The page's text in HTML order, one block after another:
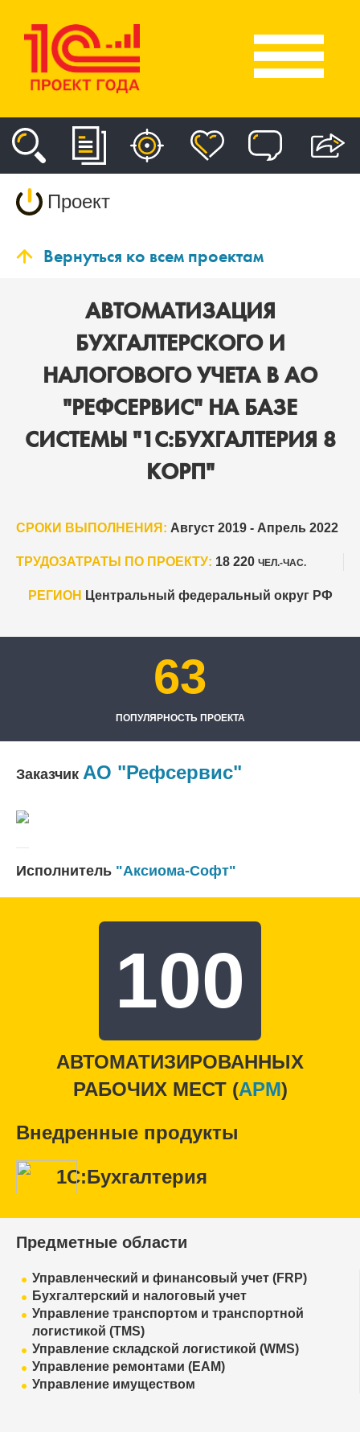
Проект
Вернуться ко всем проектам
АВТОМАТИЗАЦИЯ
БУХГАЛТЕРСКОГО И
НАЛОГОВОГО УЧЕТА В АО
"РЕФСЕРВИС" НА БАЗЕ
СИСТЕМЫ "1С:БУХГАЛТЕРИЯ 8
КОРП"
СРОКИ ВЫПОЛНЕНИЯ: Август 2019 - Апрель 2022
ТРУДОЗАТРАТЫ ПО ПРОЕКТУ: 18 220 ЧЕЛ.-ЧАС.
РЕГИОН Центральный федеральный округ РФ
63
ПОПУЛЯРНОСТЬ ПРОЕКТА
Заказчик АО "Рефсервис"
Исполнитель "Аксиома-Софт"
100
АВТОМАТИЗИРОВАННЫХ
РАБОЧИХ МЕСТ (APM)
Внедренные продукты
1С:Бухгалтерия
Предметные области
Управленческий и финансовый учет (FRP)
Бухгалтерский и налоговый учет
Управление транспортом и транспортной
логистикой (TMS)
Управление складской логистикой (WMS)
Управление ремонтами (EAM)
Управление имуществом